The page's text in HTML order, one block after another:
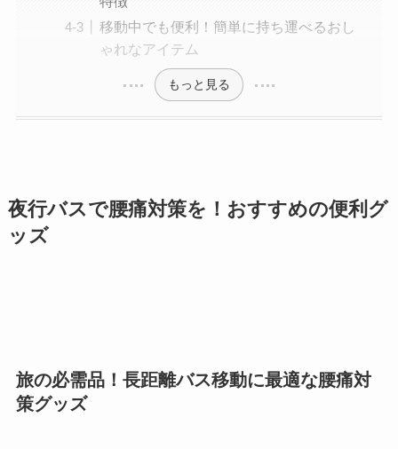
移動中でも便利！簡単に持ち運べるおし
ゃれなアイテム
もっと見る
夜行バスで腰痛対策を！おすすめの便利グ
ッズ
旅の必需品！長距離バス移動に最適な腰痛対
策グッズ